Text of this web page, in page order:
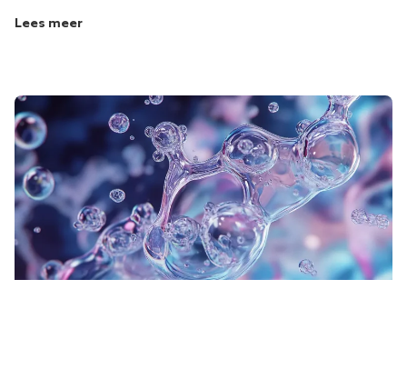
Lees meer